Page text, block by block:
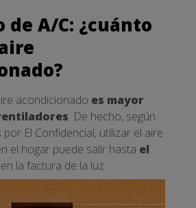
de A/C: ¿cuánto
acondicionado es mayor
. De hecho, según
El Confidencial, utilizar el aire
el hogar puede salir hasta el
en la factura de la luz.